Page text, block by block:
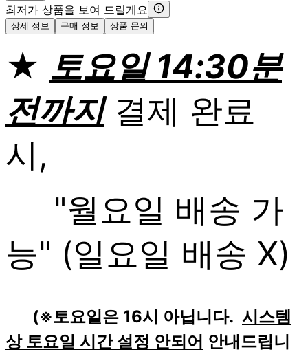
최저가 상품을 보여 드릴게요
상세 정보 구매 정보 상품 문의
★ 토요일 14:30분
전까지결제 완료
시,
"월요일 배송 가
능" (일요일 배송 X)
(※토요일은 16시 아닙니다. 시스템
상 토요일 시간 설정 안되어 안내드립니